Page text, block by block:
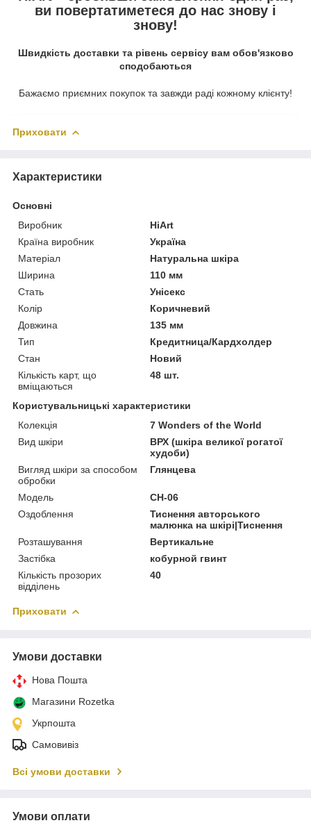
ви повертатиметеся до нас знову і
знову!
Швидкість доставки та рівень сервісу вам обов'язково
сподобаються
Бажаємо приємних покупок та завжди раді кожному клієнту!
Приховати
Характеристики
Основні
Виробник
HiArt
Країна виробник
Україна
Матеріал
Натуральна шкіра
Ширина
110 мм
Стать
Унісекс
Колір
Коричневий
Довжина
135 мм
Тип
Кредитница/Кардхолдер
Стан
Новий
Кількість карт, що
вміщаються
48 шт.
Користувальницькі характеристики
Колекція
7 Wonders of the World
Вид шкіри
ВРХ (шкіра великої рогатої
худоби)
Вигляд шкіри за способом
обробки
Глянцева
Модель
CH-06
Оздоблення
Тиснення авторського
малюнка на шкірі|Тиснення
Розташування
Вертикальне
Застібка
кобурной гвинт
Кількість прозорих
відділень
40
Приховати
Умови доставки
Нова Пошта
Магазини Rozetka
Укрпошта
Самовивіз
Всі умови доставки
Умови оплати